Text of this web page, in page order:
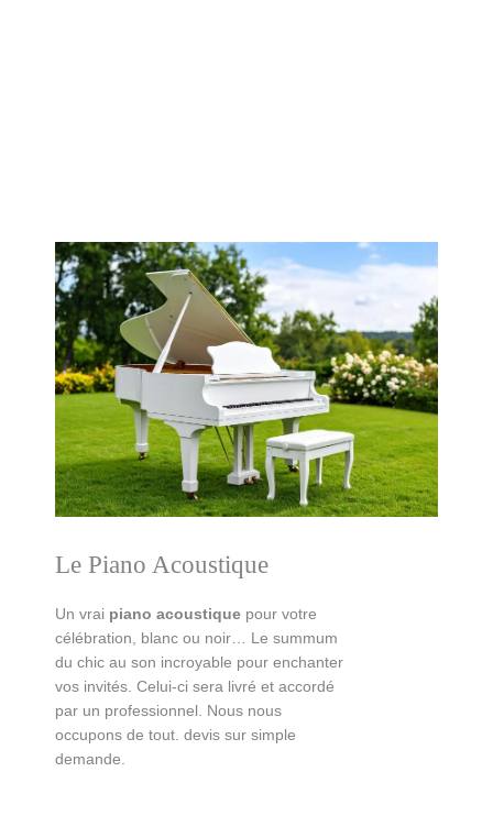
Le Piano Acoustique
Un vrai piano acoustique pour votre
célébration, blanc ou noir… Le summum
du chic au son incroyable pour enchanter
vos invités. Celui-ci sera livré et accordé
par un professionnel. Nous nous
occupons de tout. devis sur simple
demande.